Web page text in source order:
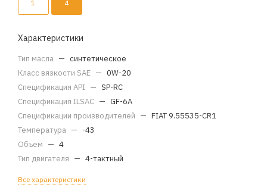
1 4
Характеристики
Тип масла — синтетическое
Класс вязкости SAE — 0W-20
Спецификация API — SP-RC
Спецификация ILSAC — GF-6A
Спецификации производителей — FIAT 9.55535-CR1
Температура — -43
Объем — 4
Тип двигателя — 4-тактный
Все характеристики